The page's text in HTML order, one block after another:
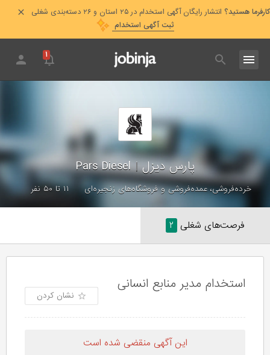
کارفرما هستید؟ انتشار رایگان آگهی استخدام در ۲۵ استان و ۲۶ دسته‌بندی شغلی
ثبت آگهی استخدام
۱
پارس دیزل|
Pars Diesel
خرده‌فروشی، عمده‌فروشی و فروشگاه‌های زنجیره‌ای ۱۱ تا ۵۰ نفر
فرصت‌های شغلی ۲
استخدام مدیر منابع انسانی
نشان کردن
این آگهی منقضی شده است